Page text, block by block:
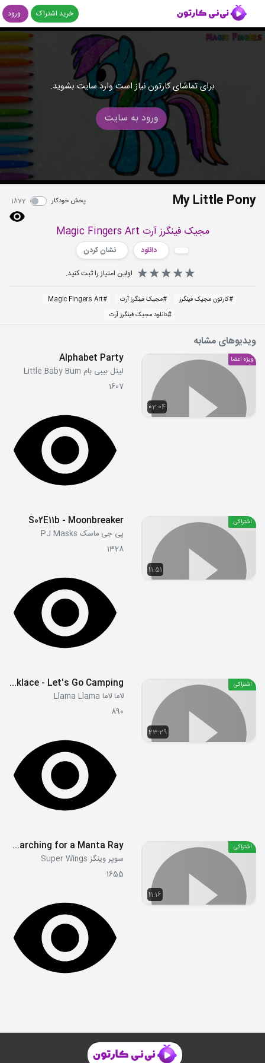
خرید اشتراک ورود
برای تماشای کارتون نیاز است وارد سایت بشوید.
ورود به سایت
My Little Pony پخش خودکار 1872
مجیک فینگرز آرت Magic Fingers Art
دانلود
نشان کردن
اولین امتیاز را ثبت کنید.
#کارتون مجیک فینگرز #مجیک فینگرز آرت #
Magic Fingers Art
#دانلود مجیک فینگرز آرت
ویدیوهای مشابه
02:04
ویژه اعضا Alphabet Party
لیتل بیبی بام Little Baby Bum
1607
11:51
اشتراکی S02E11b - Moonbreaker
پی جی ماسک PJ Masks
1328
23:29
اشتراکی S01E13 - Saving Luna's Necklace - Let's Go Camping
لاما لاما Llama Llama
890
11:16
اشتراکی S03E28 - Searching for a Manta Ray
سوپر وینگز Super Wings
1655